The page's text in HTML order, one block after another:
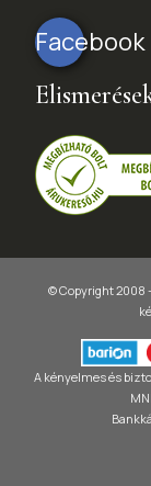
Facebook
© Copyright 2008
A kényelmes és